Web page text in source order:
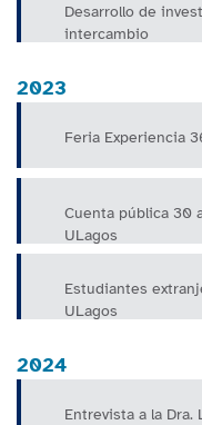
Desarrollo de
intercambio
2023
Feria Experiencia
Cuenta pública 30
ULagos
Estudiantes
ULagos
2024
Entrevista a la Dra.